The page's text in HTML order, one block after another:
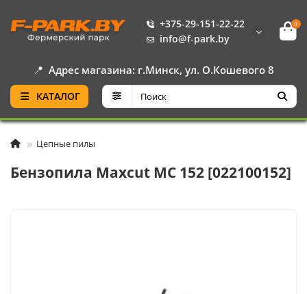
+375-29-151-22-22
info@f-park.by
0
📍 Адрес магазина: г.Минск, ул. О.Кошевого 8
КАТАЛОГ
Цепные пилы
Бензопила Maxcut MC 152 [022100152]